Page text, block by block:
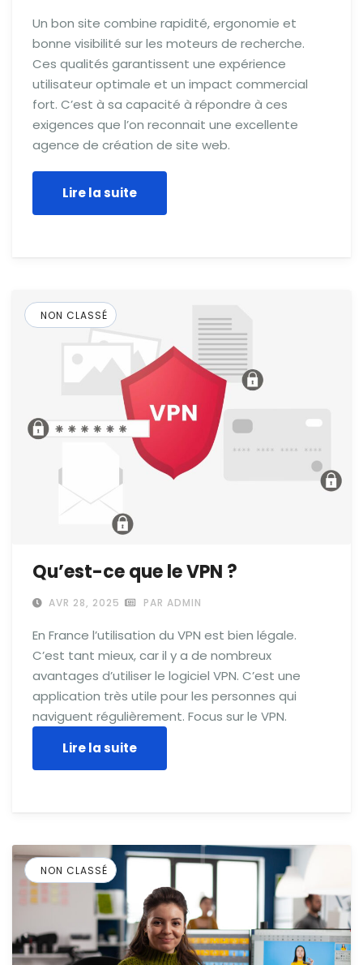
Un bon site combine rapidité, ergonomie et
bonne visibilité sur les moteurs de recherche.
Ces qualités garantissent une expérience
utilisateur optimale et un impact commercial
fort. C’est à sa capacité à répondre à ces
exigences que l’on reconnait une excellente
agence de création de site web.
Lire la suite
NON CLASSÉ
Qu’est-ce que le VPN ?
AVR 28, 2025 PAR ADMIN
En France l’utilisation du VPN est bien légale.
C’est tant mieux, car il y a de nombreux
avantages d’utiliser le logiciel VPN. C’est une
application très utile pour les personnes qui
naviguent régulièrement. Focus sur le VPN.
Lire la suite
NON CLASSÉ